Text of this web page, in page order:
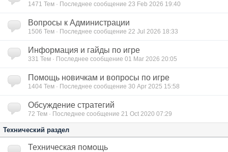
1471 Тем · Последнее сообщение 23 Feb 2026 19:40
Вопросы к Администрации
1506 Тем · Последнее сообщение 22 Jul 2026 18:33
Информация и гайды по игре
331 Тем · Последнее сообщение 01 Mar 2026 20:05
Помощь новичкам и вопросы по игре
1404 Тем · Последнее сообщение 30 Apr 2025 15:58
Обсуждение стратегий
72 Тем · Последнее сообщение 21 Oct 2020 07:29
Технический раздел
Техническая помощь